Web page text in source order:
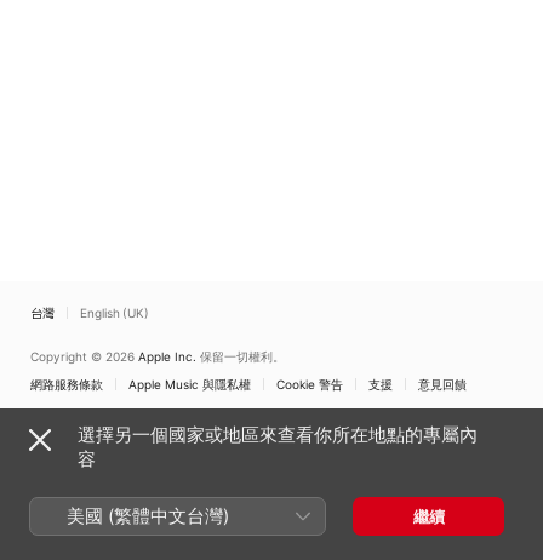
台灣 English (UK)
Copyright © 2026 Apple Inc. 保留一切權利。
網路服務條款
Apple Music 與隱私權 Cookie 警告 支援 意見回饋
選擇另一個國家或地區來查看你所在地點的專屬內
容
美國 (繁體中文台灣) 繼續